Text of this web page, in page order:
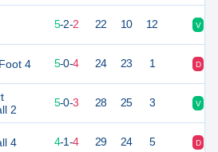
4
2
4
5-2-2 22 10 12 V
15 9 5-0-4 24 23 1 D
13 5-0-3 28 25 3 V
13 4-1-4 29 24 5 D